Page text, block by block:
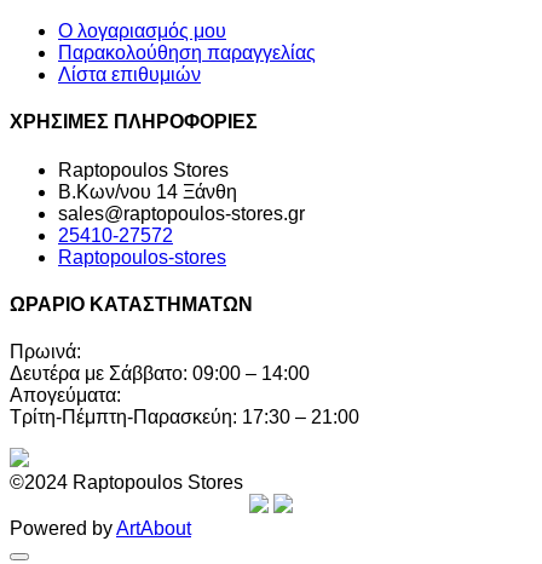
Ο λογαριασμός μου
Παρακολούθηση παραγγελίας
Λίστα επιθυμιών
ΧΡΗΣΙΜΕΣ ΠΛΗΡΟΦΟΡΙΕΣ
Raptopoulos Stores
Β.Κων/νου 14 Ξάνθη
sales@raptopoulos-stores.gr
25410-27572
Raptopoulos-stores
ΩΡΑΡΙΟ ΚΑΤΑΣΤΗΜΑΤΩΝ
Πρωινά:
Δευτέρα με Σάββατο: 09:00 – 14:00
Απογεύματα:
Τρίτη-Πέμπτη-Παρασκεύη: 17:30 – 21:00
©2024 Raptopoulos Stores
Powered byArtAbout